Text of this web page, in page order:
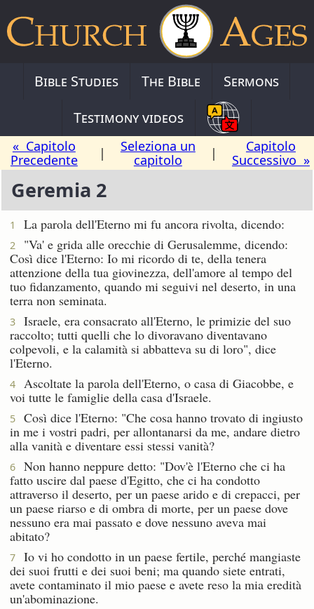
Bible Studies The Bible
Sermons
Testimony videos
« Capitolo
Precedente
|
Seleziona un
capitolo
|
Capitolo
Successivo »
Geremia 2
1 La parola dell'Eterno mi fu ancora rivolta, dicendo:
2
"Va' e grida alle orecchie di Gerusalemme, dicendo:
Così dice l'Eterno: Io mi ricordo di te, della tenera
attenzione della tua giovinezza, dell'amore al tempo del
tuo fidanzamento, quando mi seguivi nel deserto, in una
terra non seminata.
3
Israele, era consacrato all'Eterno, le primizie del suo
raccolto; tutti quelli che lo divoravano diventavano
colpevoli, e la calamità si abbatteva su di loro", dice
l'Eterno.
4
Ascoltate la parola dell'Eterno, o casa di Giacobbe, e
voi tutte le famiglie della casa d'Israele.
5
Così dice l'Eterno: "Che cosa hanno trovato di ingiusto
in me i vostri padri, per allontanarsi da me, andare dietro
alla vanità e diventare essi stessi vanità?
6
Non hanno neppure detto: "Dov'è l'Eterno che ci ha
fatto uscire dal paese d'Egitto, che ci ha condotto
attraverso il deserto, per un paese arido e di crepacci, per
un paese riarso e di ombra di morte, per un paese dove
nessuno era mai passato e dove nessuno aveva mai
abitato?
7
Io vi ho condotto in un paese fertile, perché mangiaste
dei suoi frutti e dei suoi beni; ma quando siete entrati,
avete contaminato il mio paese e avete reso la mia eredità
un'abominazione.